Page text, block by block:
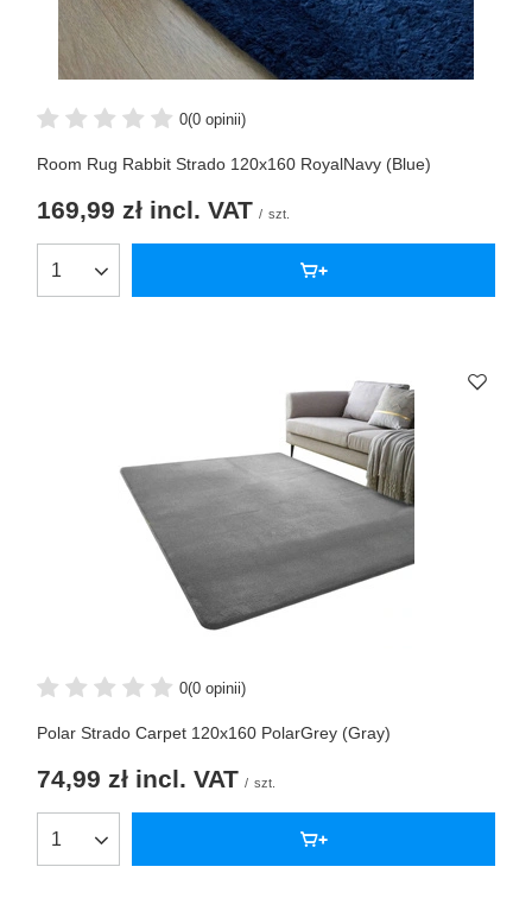
0(0 opinii)
Room Rug Rabbit Strado 120x160 RoyalNavy (Blue)
169,99 zł incl. VAT / szt.
0(0 opinii)
Polar Strado Carpet 120x160 PolarGrey (Gray)
74,99 zł incl. VAT / szt.